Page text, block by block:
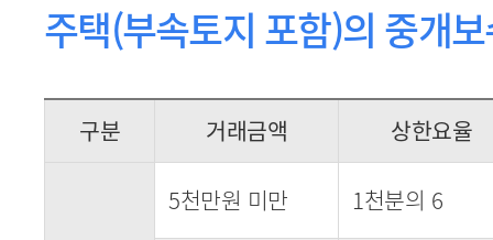
주택(부속토지 포함)의 중개
구분 거래금액 상한요율
5천만원 미만
1천분의 6